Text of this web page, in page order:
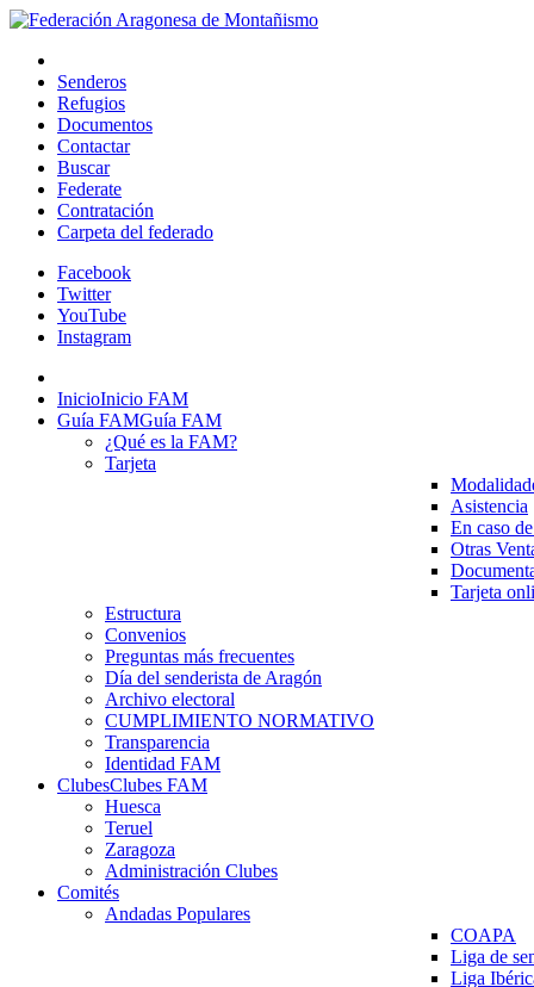
Senderos
Refugios
Documentos
Contactar
Buscar
Federate
Contratación
Carpeta del federado
Facebook
Twitter
YouTube
Instagram
InicioInicio FAM
Guía FAMGuía FAM
¿Qué es la FAM?
Tarjeta
Asistencia
En caso
Otras
Tarjeta
Estructura
Convenios
Preguntas más frecuentes
Día del senderista de Aragón
Archivo electoral
CUMPLIMIENTO NORMATIVO
Transparencia
Identidad FAM
ClubesClubes FAM
Huesca
Teruel
Zaragoza
Administración Clubes
Comités
Andadas Populares
COAPA
Liga de
Liga